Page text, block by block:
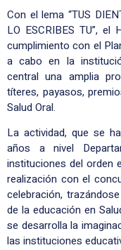
Con el lema “TUS
LO ESCRIBES TU”,
cumplimiento con el
a cabo en la
central una amplia
títeres, payasos,
Salud Oral.
La actividad, que se
años a nivel
instituciones del orden
realización con el
celebración,
de la educación en
se desarrolla la
las instituciones